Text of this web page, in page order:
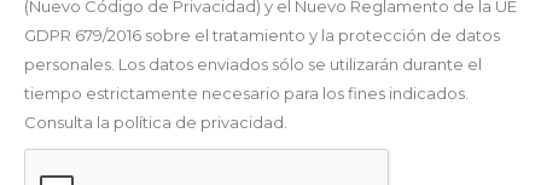
(Nuevo Código de Privacidad) y el Nuevo Reglamento de la UE
GDPR 679/2016 sobre el tratamiento y la protección de datos
personales. Los datos enviados sólo se utilizarán durante el
tiempo estrictamente necesario para los fines indicados.
Consulta la política de privacidad.